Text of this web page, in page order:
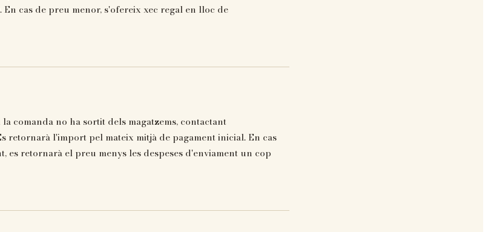
En cas de preu menor, s'ofereix xec regal en lloc de
comanda no ha sortit dels magatzems, contactant
retornarà l'import pel mateix mitjà de pagament inicial. En cas
es retornarà el preu menys les despeses d'enviament un cop